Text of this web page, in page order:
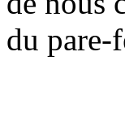
du pare-